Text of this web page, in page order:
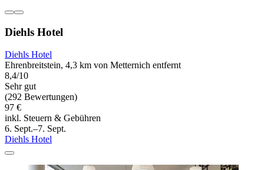
Diehls Hotel
Diehls Hotel
Ehrenbreitstein, 4,3 km von Metternich entfernt
8,4/10
Sehr gut
(292 Bewertungen)
97 €
inkl. Steuern & Gebühren
6. Sept.–7. Sept.
Diehls Hotel